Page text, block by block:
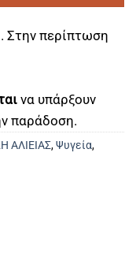
Στην περίπτωση
να υπάρξουν
παράδοση.
ΑΛΙΕΙΑΣ,Ψυγεία,